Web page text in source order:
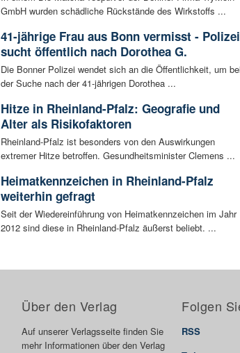
GmbH wurden schädliche Rückstände des Wirkstoffs ...
41-jährige Frau aus Bonn vermisst - Polizei
sucht öffentlich nach Dorothea G.
Die Bonner Polizei wendet sich an die Öffentlichkeit, um
der Suche nach der 41-jährigen Dorothea ...
Hitze in Rheinland-Pfalz: Geografie und
Alter als Risikofaktoren
Rheinland-Pfalz ist besonders von den Auswirkungen
extremer Hitze betroffen. Gesundheitsminister Clemens ...
Heimatkennzeichen in Rheinland-Pfalz
weiterhin gefragt
Seit der Wiedereinführung von Heimatkennzeichen im Jahr
2012 sind diese in Rheinland-Pfalz äußerst beliebt. ...
Über den Verlag
Auf unserer Verlagsseite finden Sie
mehr Informationen über den Verlag
Folgen
RSS